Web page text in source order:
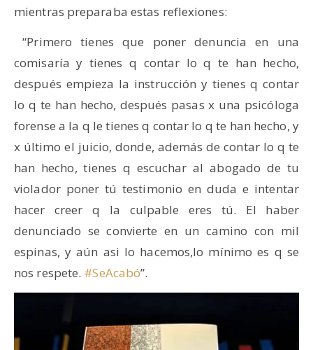
mientras preparaba estas reflexiones:
“Primero tienes que poner denuncia en una
comisaría y tienes q contar lo q te han hecho,
después empieza la instrucción y tienes q contar
lo q te han hecho, después pasas x una psicóloga
forense a la q le tienes q contar lo q te han hecho, y
x último el juicio, donde, además de contar lo q te
han hecho, tienes q escuchar al abogado de tu
violador poner tú testimonio en duda e intentar
hacer creer q la culpable eres tú. El haber
denunciado se convierte en un camino con mil
espinas, y aún asi lo hacemos,lo mínimo es q se
nos respete. #SeAcabó”.